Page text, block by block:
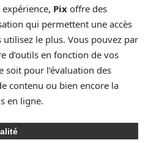
Pix offre des
qui permettent une accès
le plus. Vous pouvez par
d’outils en fonction de vos
soit pour l’évaluation des
contenu ou bien encore la
en ligne.